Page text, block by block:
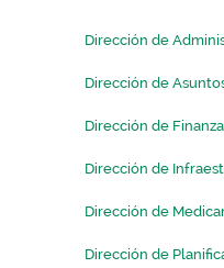
Dirección de
Dirección de
Dirección de
Dirección de
Dirección de
Dirección de